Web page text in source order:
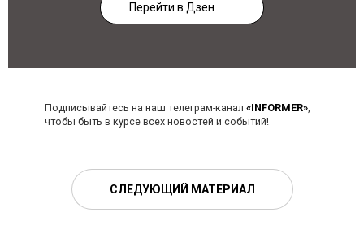
Перейти в Дзен
Подписывайтесь на наш телеграм-канал «INFORMER»,
чтобы быть в курсе всех новостей и событий!
СЛЕДУЮЩИЙ МАТЕРИАЛ